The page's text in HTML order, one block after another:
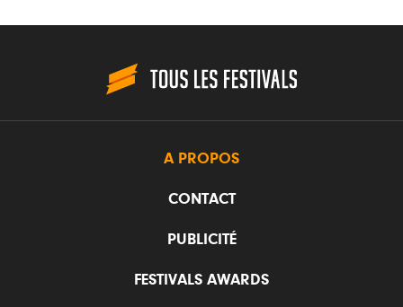
A PROPOS
CONTACT
PUBLICITÉ
FESTIVALS AWARDS